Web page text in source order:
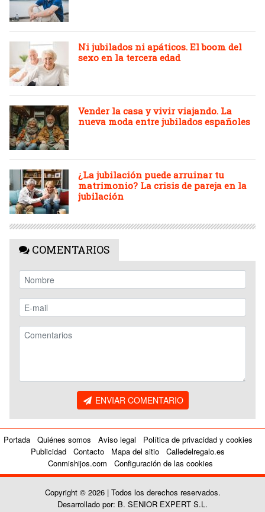
Ni jubilados ni apáticos. El boom del
sexo en la tercera edad
Vender la casa y vivir viajando. La
nueva moda entre jubilados españoles
¿La jubilación puede arruinar tu
matrimonio? La crisis de pareja en la
jubilación
COMENTARIOS
ENVIAR COMENTARIO
Portada Quiénes somos Aviso legal
Política de privacidad y cookies
Publicidad
Contacto Mapa del sitio
Calledelregalo.es
Conmishijos.com
Configuración de las cookies
Copyright © 2026 | Todos los derechos reservados.
Desarrollado por: B. SENIOR EXPERT S.L.